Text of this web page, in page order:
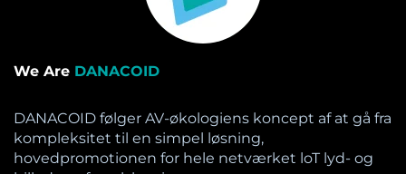
We Are DANACOID
DANACOID følger AV-økologiens koncept af at gå fra
kompleksitet til en simpel løsning,
hovedpromotionen for hele netværket loT lyd- og